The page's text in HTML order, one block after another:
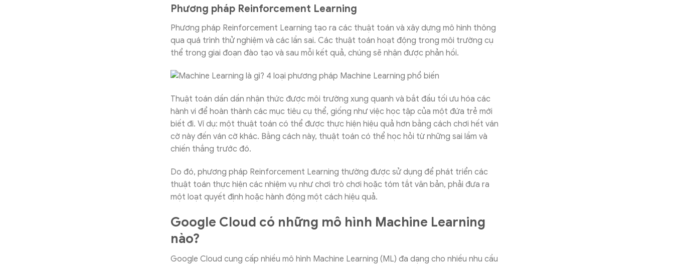
Phương pháp Reinforcement Learning
Phương pháp Reinforcement Learning tạo ra các thuật toán và xây dựng mô hình thông
qua quá trình thử nghiệm và các lần sai. Các thuật toán hoạt động trong môi trường cụ
thể trong giai đoạn đào tạo và sau mỗi kết quả, chúng sẽ nhận được phản hồi.
Thuật toán dần dần nhận thức được môi trường xung quanh và bắt đầu tối ưu hóa các
hành vi để hoàn thành các mục tiêu cụ thể, giống như việc học tập của một đứa trẻ mới
biết đi. Ví dụ: một thuật toán có thể được thực hiện hiệu quả hơn bằng cách chơi hết ván
cờ này đến ván cờ khác. Bằng cách này, thuật toán có thể học hỏi từ những sai lầm và
chiến thắng trước đó.
Do đó, phương pháp Reinforcement Learning thường được sử dụng để phát triển các
thuật toán thực hiện các nhiệm vụ như chơi trò chơi hoặc tóm tắt văn bản, phải đưa ra
một loạt quyết định hoặc hành động một cách hiệu quả.
Google Cloud có những mô hình Machine Learning
nào?
Google Cloud cung cấp nhiều mô hình Machine Learning (ML) đa dạng cho nhiều nhu cầu